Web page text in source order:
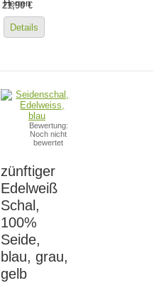
Herren
21,90 €
Details
Bewertung:
Noch nicht
bewertet
zünftiger
Edelweiß
Schal,
100%
Seide,
blau, grau,
gelb